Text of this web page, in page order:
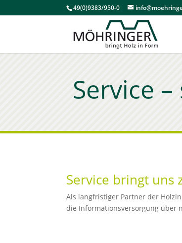
49(0)9383/950-0
Service
Service bringt uns
Als langfristiger Partner der
die Informationsversorgung über